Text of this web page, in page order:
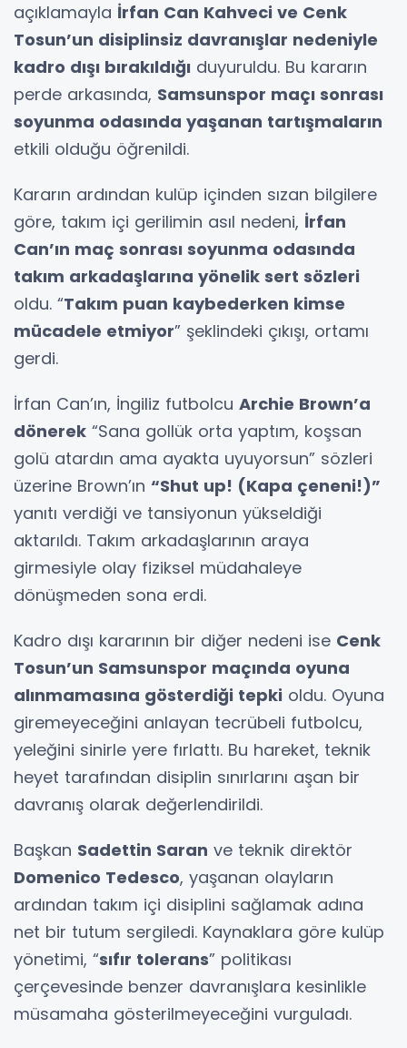
açıklamayla İrfan Can Kahveci ve Cenk
Tosun’un disiplinsiz davranışlar nedeniyle
kadro dışı bırakıldığı duyuruldu. Bu kararın
perde arkasında, Samsunspor maçı sonrası
soyunma odasında yaşanan tartışmaların
etkili olduğu öğrenildi.
Kararın ardından kulüp içinden sızan bilgilere
göre, takım içi gerilimin asıl nedeni, İrfan
Can’ın maç sonrası soyunma odasında
takım arkadaşlarına yönelik sert sözleri
oldu. “Takım puan kaybederken kimse
mücadele etmiyor” şeklindeki çıkışı, ortamı
gerdi.
İrfan Can’ın, İngiliz futbolcu Archie Brown’a
dönerek “Sana gollük orta yaptım, koşsan
golü atardın ama ayakta uyuyorsun” sözleri
üzerine Brown’ın “Shut up! (Kapa çeneni!)”
yanıtı verdiği ve tansiyonun yükseldiği
aktarıldı. Takım arkadaşlarının araya
girmesiyle olay fiziksel müdahaleye
dönüşmeden sona erdi.
Kadro dışı kararının bir diğer nedeni ise Cenk
Tosun’un Samsunspor maçında oyuna
alınmamasına gösterdiği tepki oldu. Oyuna
giremeyeceğini anlayan tecrübeli futbolcu,
yeleğini sinirle yere fırlattı. Bu hareket, teknik
heyet tarafından disiplin sınırlarını aşan bir
davranış olarak değerlendirildi.
Başkan Sadettin Saran ve teknik direktör
Domenico Tedesco, yaşanan olayların
ardından takım içi disiplini sağlamak adına
net bir tutum sergiledi. Kaynaklara göre kulüp
yönetimi, “sıfır tolerans” politikası
çerçevesinde benzer davranışlara kesinlikle
müsamaha gösterilmeyeceğini vurguladı.